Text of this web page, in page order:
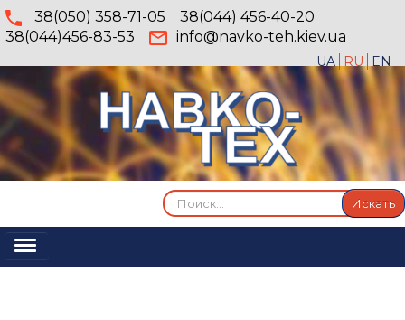
38(050) 358-71-05
38(044) 456-40-20
38(044)456-83-53
info@navko-teh.kiev.ua
UA RU EN
Искать... Искать
Включить/